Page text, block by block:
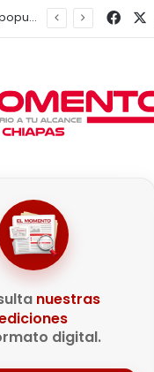
Iniciativa Chiapas 200 busca convertir al estado en una potencia de desarrollo con visión al 2030
nuestras
digital.